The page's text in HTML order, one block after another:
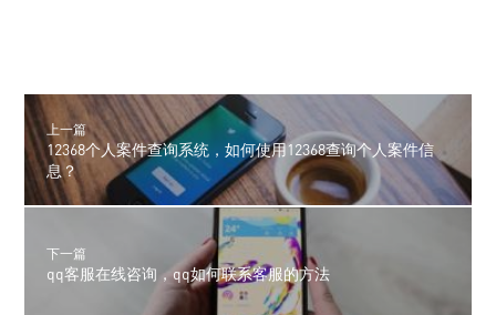
上一篇
12368个人案件查询系统，如何使用12368查询个人案件信
息？
下一篇
qq客服在线咨询，qq如何联系客服的方法